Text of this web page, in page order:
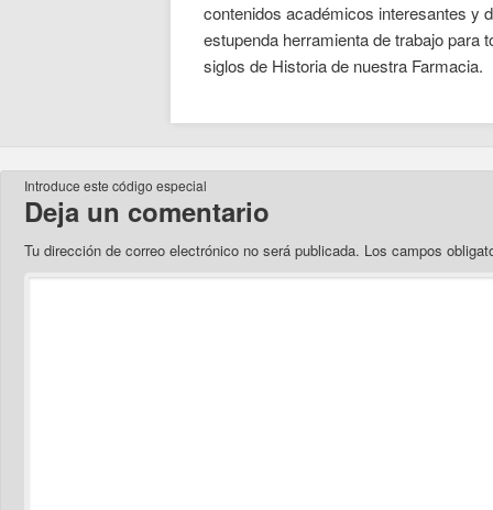
contenidos académicos interesantes y
estupenda herramienta de trabajo para
siglos de Historia de nuestra Farmacia.
Deja un comentario
Tu dirección de correo electrónico no será publicada. Los campos
Introduce este código especial